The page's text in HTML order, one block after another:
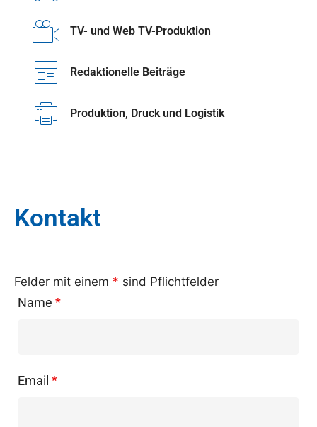
TV- und Web TV-Produktion
Redaktionelle Beiträge
Produktion, Druck und Logistik
Kontakt
Felder mit einem * sind Pflichtfelder
Name *
Email *